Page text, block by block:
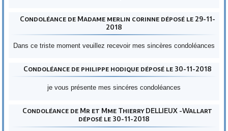
Condoléance de Madame merlin corinne déposé le 29-11-
2018
Dans ce triste moment veuillez recevoir mes sincères condoléances
Condoléance de philippe hodique déposé le 30-11-2018
je vous présente mes sincéres condoléances
Condoléance de Mr et Mme Thierry DELLIEUX -Wallart
déposé le 30-11-2018